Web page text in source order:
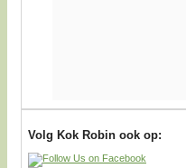
Volg Kok Robin ook op: